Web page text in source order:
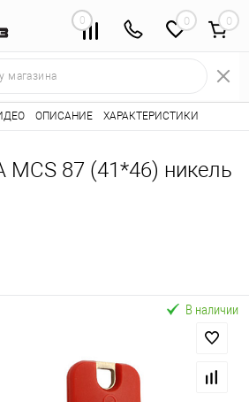
0 0
Каталог товаров ⭐ • Сердцевины
MCS 87 (41*46) никель
ОПИСАНИЕ ХАРАКТЕРИСТИКИ
В наличии